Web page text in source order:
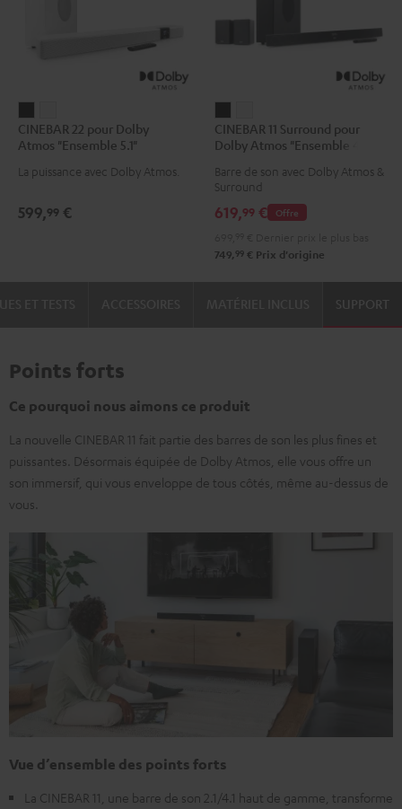
22
pour
Dolby
"Ensemble
22
pour
Dolby
"Ensemble
CINEBAR 22 pour Dolby
Atmos "Ensemble 5.1"
La puissance avec Dolby Atmos.
599,99 €
11
Surround
pour
Atmos
4.1"
11
Surround
pour
Atmos
4.1"
CINEBAR 11 Surround pour
Dolby Atmos "Ensemble 4.1"
Barre de son avec Dolby Atmos &
Surround
Offre
619,99 €
749, 99 € Prix d'origine
SUPPORT
Points forts
Ce pourquoi nous aimons ce produit
La nouvelle CINEBAR 11 fait partie des barres de son les plus fines et
puissantes. Désormais équipée de Dolby Atmos, elle vous offre un
son immersif, qui vous enveloppe de tous côtés, même au-dessus de
vous.
Vue d’ensemble des points forts
La CINEBAR 11, une barre de son 2.1/4.1 haut de gamme, transforme